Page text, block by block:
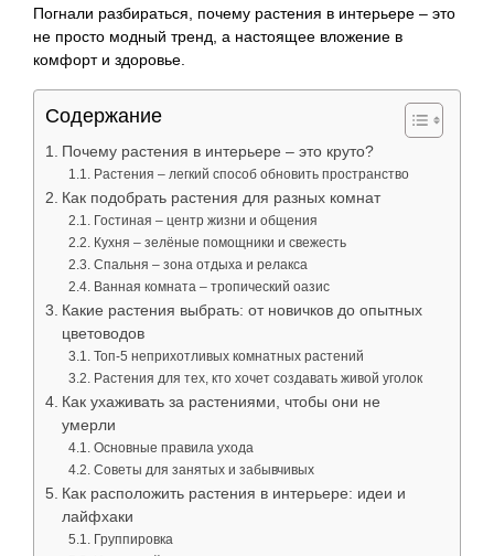
Погнали разбираться, почему растения в интерьере – это
не просто модный тренд, а настоящее вложение в
комфорт и здоровье.
Содержание
Почему растения в интерьере – это круто?
Растения – легкий способ обновить пространство
Как подобрать растения для разных комнат
Гостиная – центр жизни и общения
Кухня – зелёные помощники и свежесть
Спальня – зона отдыха и релакса
Ванная комната – тропический оазис
Какие растения выбрать: от новичков до опытных
цветоводов
Топ-5 неприхотливых комнатных растений
Растения для тех, кто хочет создавать живой уголок
Как ухаживать за растениями, чтобы они не
умерли
Основные правила ухода
Советы для занятых и забывчивых
Как расположить растения в интерьере: идеи и
лайфхаки
Группировка